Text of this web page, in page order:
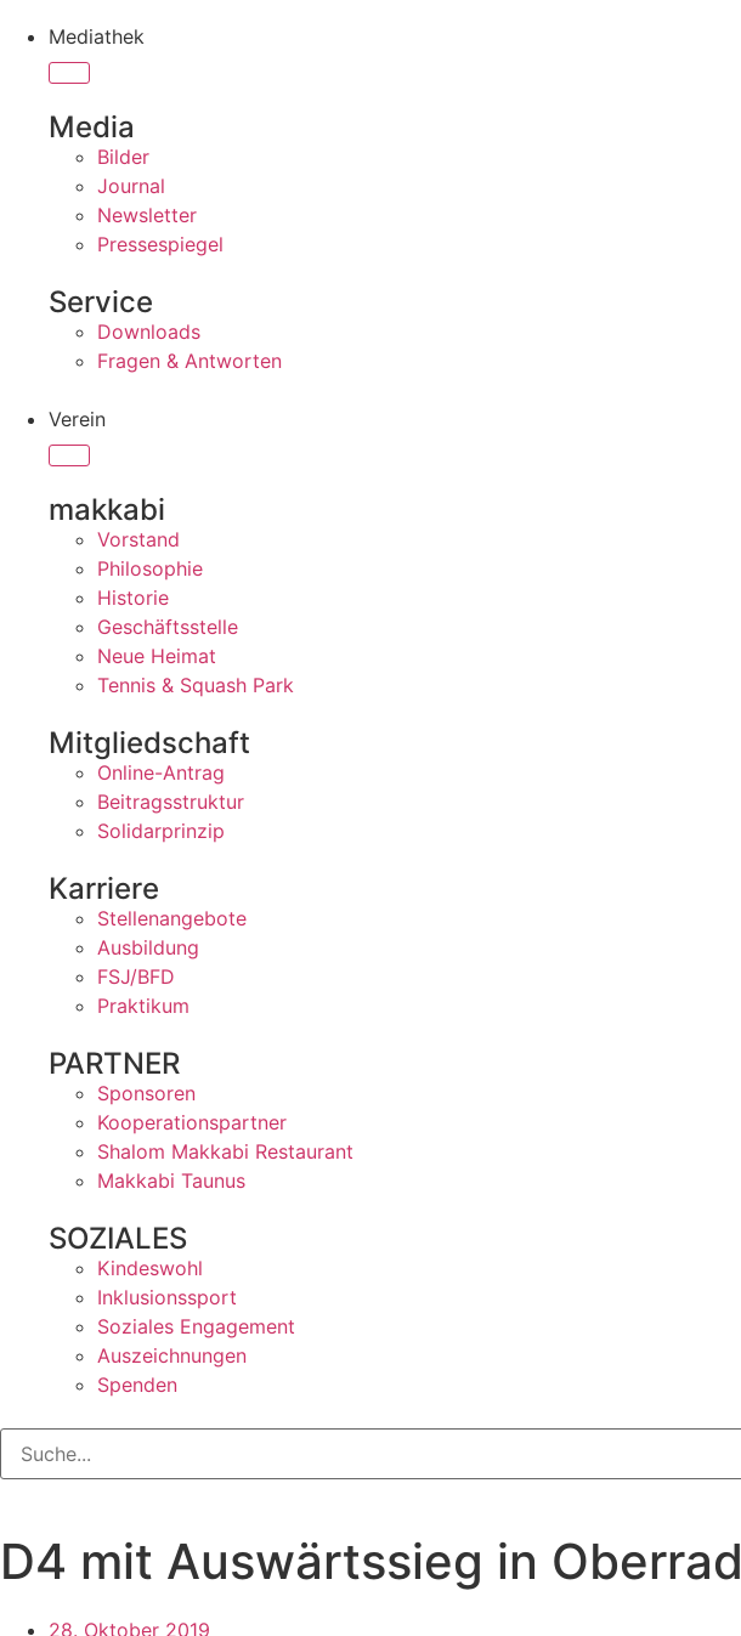
Mediathek
Media
Bilder
Journal
Newsletter
Pressespiegel
Service
Downloads
Fragen & Antworten
Verein
makkabi
Vorstand
Philosophie
Historie
Geschäftsstelle
Neue Heimat
Tennis & Squash Park
Mitgliedschaft
Online-Antrag
Beitragsstruktur
Solidarprinzip
Karriere
Stellenangebote
Ausbildung
FSJ/BFD
Praktikum
PARTNER
Sponsoren
Kooperationspartner
Shalom Makkabi Restaurant
Makkabi Taunus
SOZIALES
Kindeswohl
Inklusionssport
Soziales Engagement
Auszeichnungen
Spenden
D4 mit Auswärtssieg in Oberrad
28. Oktober 2019